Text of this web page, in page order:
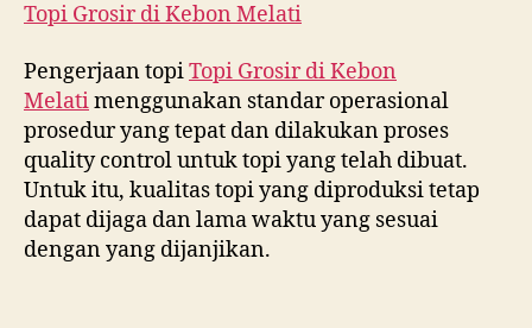
Topi Grosir diKebon Melati
Pengerjaan topiTopi Grosir diKebon
Melatimenggunakan standar operasional
prosedur yang tepat dan dilakukan proses
quality control untuk topi yang telah dibuat.
Untuk itu, kualitas topi yang diproduksi tetap
dapat dijaga dan lama waktu yang sesuai
dengan yang dijanjikan.